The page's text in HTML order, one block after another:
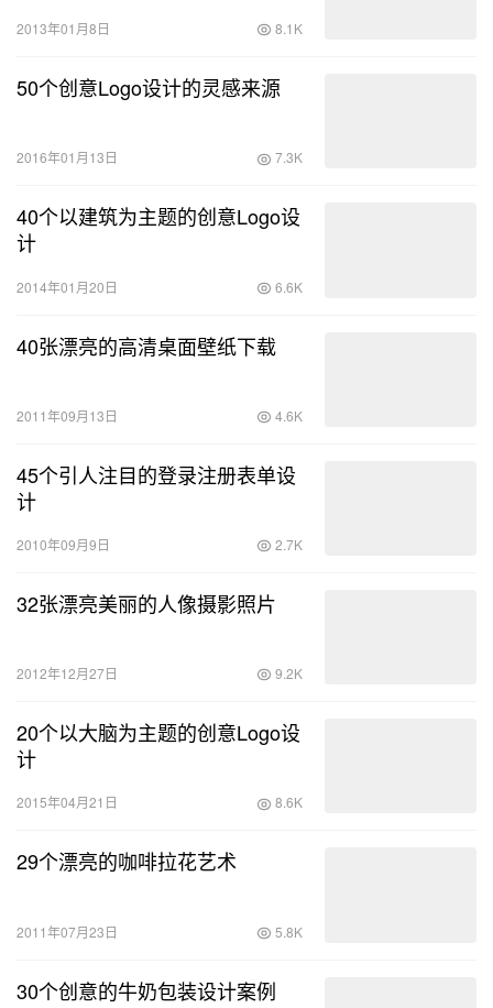
2013年01月8日 8.1K
50个创意Logo设计的灵感来源
2016年01月13日 7.3K
40个以建筑为主题的创意Logo设
计
2014年01月20日 6.6K
40张漂亮的高清桌面壁纸下载
2011年09月13日 4.6K
45个引人注目的登录注册表单设
计
2010年09月9日 2.7K
32张漂亮美丽的人像摄影照片
2012年12月27日 9.2K
20个以大脑为主题的创意Logo设
计
2015年04月21日 8.6K
29个漂亮的咖啡拉花艺术
2011年07月23日 5.8K
30个创意的牛奶包装设计案例